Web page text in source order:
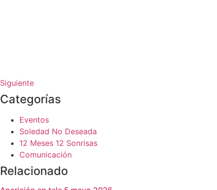
Siguiente
Categorías
Eventos
Soledad No Deseada
12 Meses 12 Sonrisas
Comunicación
Relacionado